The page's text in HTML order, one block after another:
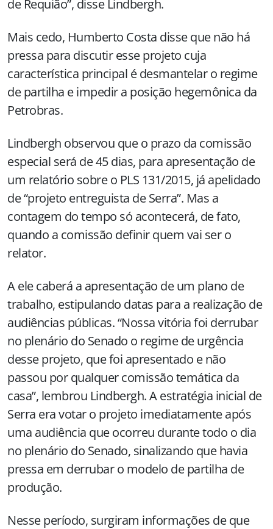
de Requião”, disse Lindbergh.
Mais cedo, Humberto Costa disse que não há
pressa para discutir esse projeto cuja
característica principal é desmantelar o regime
de partilha e impedir a posição hegemônica da
Petrobras.
Lindbergh observou que o prazo da comissão
especial será de 45 dias, para apresentação de
um relatório sobre o PLS 131/2015, já apelidado
de “projeto entreguista de Serra”. Mas a
contagem do tempo só acontecerá, de fato,
quando a comissão definir quem vai ser o
relator.
A ele caberá a apresentação de um plano de
trabalho, estipulando datas para a realização de
audiências públicas. “Nossa vitória foi derrubar
no plenário do Senado o regime de urgência
desse projeto, que foi apresentado e não
passou por qualquer comissão temática da
casa”, lembrou Lindbergh. A estratégia inicial de
Serra era votar o projeto imediatamente após
uma audiência que ocorreu durante todo o dia
no plenário do Senado, sinalizando que havia
pressa em derrubar o modelo de partilha de
produção.
Nesse período, surgiram informações de que